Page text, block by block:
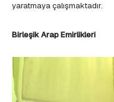
yaratmaya çalışmaktadır.
Birleşik Arap Emirlikleri